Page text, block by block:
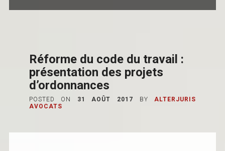
Réforme du code du travail :
présentation des projets
d’ordonnances
POSTED ON 31 AOÛT 2017 BY
ALTERJURIS
AVOCATS